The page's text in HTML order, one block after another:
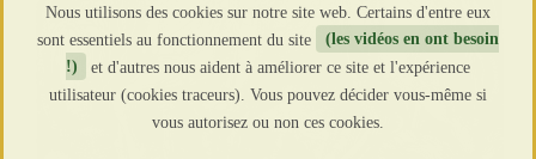
Nous utilisons des cookies sur notre site web. Certains d'entre eux
sont essentiels au fonctionnement du site
(les vidéos en ont besoin
!)
et d'autres nous aident à améliorer ce site et l'expérience
utilisateur (cookies traceurs). Vous pouvez décider vous-même si
vous autorisez ou non ces cookies.